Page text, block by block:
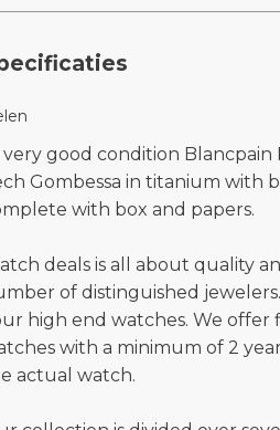
very good condition Blancpain
Gombessa in titanium with
with box and papers.
deals is all about quality
of distinguished
high end watches. We
with a minimum of 2
actual watch.